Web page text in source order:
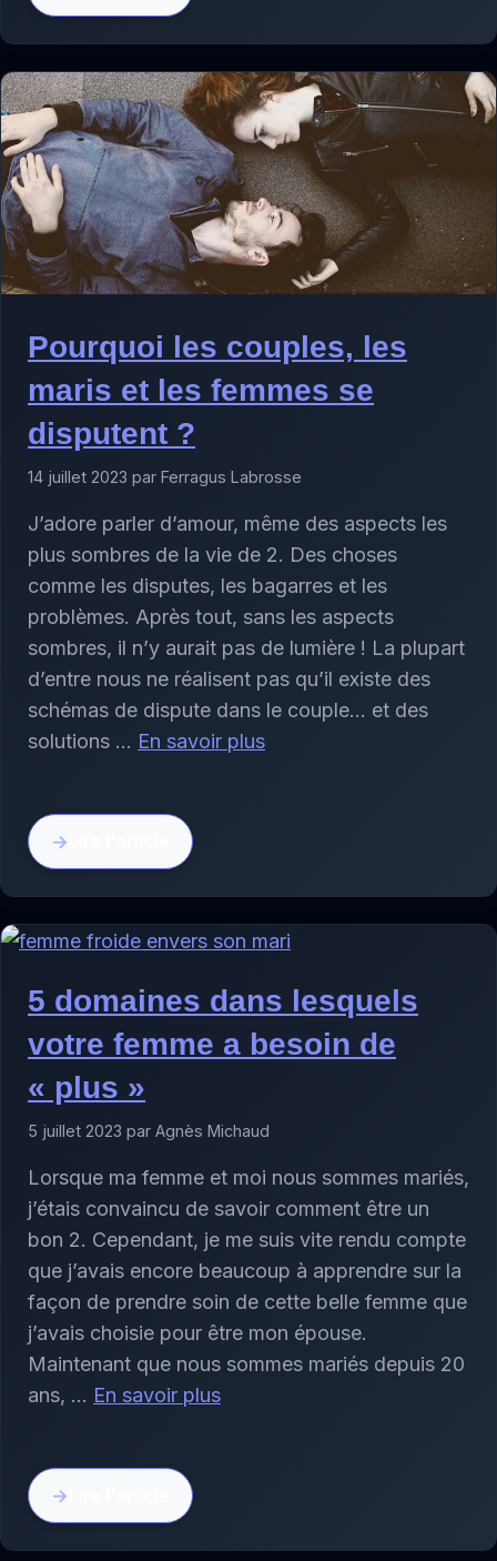
Pourquoi les couples, les
maris et les femmes se
disputent ?
14 juillet 2023 par Ferragus Labrosse
J’adore parler d’amour, même des aspects les
plus sombres de la vie de 2. Des choses
comme les disputes, les bagarres et les
problèmes. Après tout, sans les aspects
sombres, il n’y aurait pas de lumière ! La plupart
d’entre nous ne réalisent pas qu’il existe des
schémas de dispute dans le couple… et des
solutions … En savoir plus
5 domaines dans lesquels
votre femme a besoin de
« plus »
5 juillet 2023 par Agnès Michaud
Lorsque ma femme et moi nous sommes mariés,
j’étais convaincu de savoir comment être un
bon 2. Cependant, je me suis vite rendu compte
que j’avais encore beaucoup à apprendre sur la
façon de prendre soin de cette belle femme que
j’avais choisie pour être mon épouse.
Maintenant que nous sommes mariés depuis 20
ans, … En savoir plus